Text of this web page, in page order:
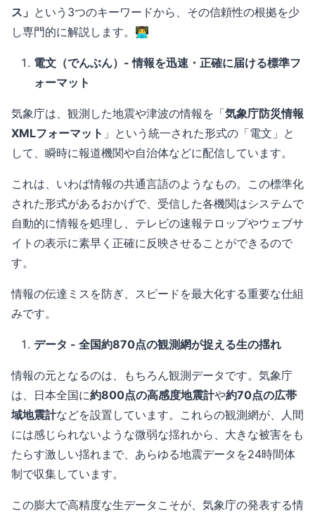
ス」 という3つのキーワードから、その信頼性の根拠を少
し専門的に解説します。👨‍💻
電文（でんぶん）- 情報を迅速・正確に届ける標準フ
ォーマット
気象庁は、観測した地震や津波の情報を「気象庁防災情報
XMLフォーマット 」という統一された形式の「電文」と
して、瞬時に報道機関や自治体などに配信しています。
これは、いわば情報の共通言語のようなもの。この標準化
された形式があるおかげで、受信した各機関はシステムで
自動的に情報を処理し、テレビの速報テロップやウェブサ
イトの表示に素早く正確に反映させることができるので
す。
情報の伝達ミスを防ぎ、スピードを最大化する重要な仕組
みです。
データ - 全国約870点の観測網が捉える生の揺れ
情報の元となるのは、もちろん観測データです。気象庁
は、日本全国に約800点の高感度地震計や約70点の広帯
域地震計などを設置しています。これらの観測網が、人間
には感じられないような微弱な揺れから、大きな被害をも
たらす激しい揺れまで、あらゆる地震データを24時間体
制で収集しています。
この膨大で高精度な生データこそが、気象庁の発表する情